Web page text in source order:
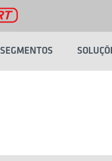
SEGMENTOS